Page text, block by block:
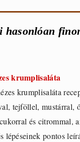
hasonlóan
krumplisaláta
krumplisaláta
tejföllel, mustárral,
és citrommal,
lépéseinek pontos